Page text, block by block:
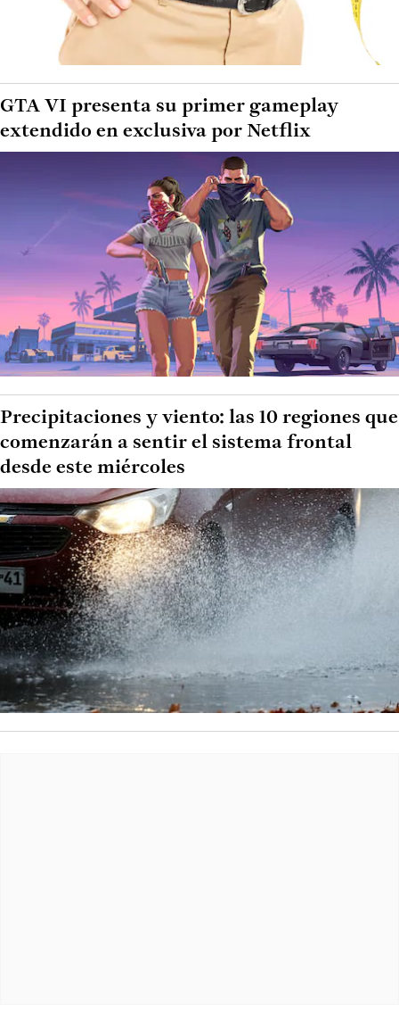
GTA VI presenta su primer gameplay
extendido en exclusiva por Netflix
Precipitaciones y viento: las 10 regiones que
comenzarán a sentir el sistema frontal
desde este miércoles